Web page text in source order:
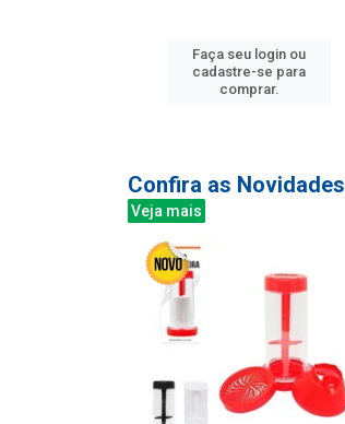
Faça seu login ou
cadastre-se para
comprar.
Confira as Novidades
Veja mais